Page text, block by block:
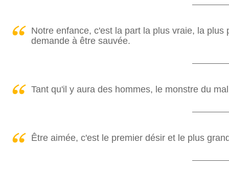
Notre enfance, c'est la part la plus vraie, la plus
demande à être sauvée.
Tant qu'il y aura des hommes, le monstre du
Être aimée, c'est le premier désir et le plus